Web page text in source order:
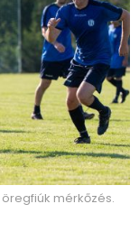
mérkőzés.